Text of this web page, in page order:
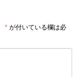
* が付いている欄は必